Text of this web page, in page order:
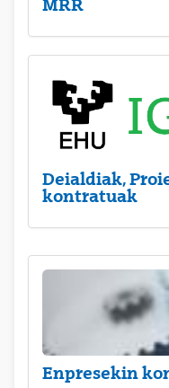
MRR
Deialdiak,
kontratuak
Enpresekin